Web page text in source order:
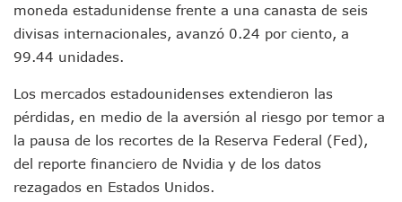
Hospital Civil De La Costa Inicia Su Construcción En Puerto
Fechas Y Sedes De Las Jornadas De Adopción De Perros
Aparecen Vivos Los Tres Estudiantes Desaparecidos De
Tras Caer Ante Inglaterra, México Recibe Multa Económica
Juan Carlos Castro Visitó La Colonia Cristóbal Colón
Puente Amado Nervo Avanza En Un 80%, ¿se Abrirá Este
C5 Jalisco Recupera Vehículo Robado De Puerto Vallarta
moneda estadunidense frente a una canasta de seis
divisas internacionales, avanzó 0.24 por ciento, a
99.44 unidades.
Los mercados estadounidenses extendieron las
pérdidas, en medio de la aversión al riesgo por temor a
la pausa de los recortes de la Reserva Federal (Fed),
del reporte financiero de Nvidia y de los datos
rezagados en Estados Unidos.